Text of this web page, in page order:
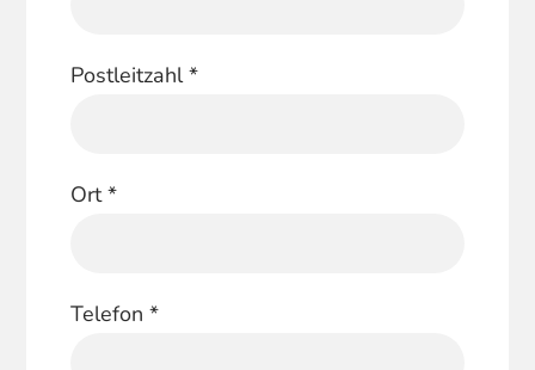
Postleitzahl*
Ort*
Telefon*